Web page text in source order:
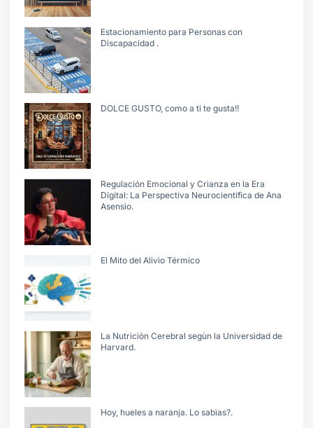
Estacionamiento para Personas con
Discapacidad .
DOLCE GUSTO, como a ti te gusta!!
Regulación Emocional y Crianza en la Era
Digital: La Perspectiva Neurocientífica de Ana
Asensio.
El Mito del Alivio Térmico
La Nutriciòn Cerebral segùn la Universidad de
Harvard.
Hoy, hueles a naranja. Lo sabìas?.